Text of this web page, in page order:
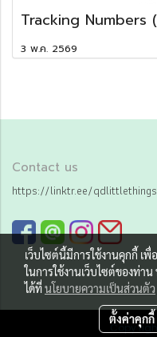
Tracking Numbers
3 พ.ค. 2569
Contact us
https://linktr.ee/qdlittlethings
Copy
เว็บไซต์นี้มีการใช้งานคุกกี้
ในการใช้งานเว็บไซต์ของท่า
ได้ที่นโยบายความเป็นส่วนตัว
ตั้งค่าคุกกี้